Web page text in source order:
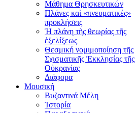
Μάθημα Θρησκευτικών
Πλάνες καὶ «πνευματικές»
προκλήσεις
Ἡ πλάνη τῆς θεωρίας τῆς
ἐξελίξεως
Θεσμική νομιμοποίηση τῆς
Σχισματικῆς Ἐκκλησίας τῆς
Οὐκρανίας
Διάφορα
Μουσική
Βυζαντινά Μέλη
Ἰστορία